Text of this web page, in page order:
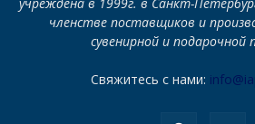
членстве поставщиков и
сувенирной и подарочной
Свяжитесь с нами: